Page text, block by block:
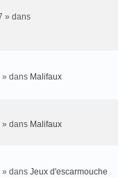
» dans
» dans Malifaux
» dans Malifaux
» dans Jeux d'escarmouche